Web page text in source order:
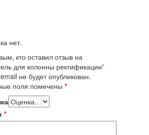
нет.
кто оставил отзыв на
для колонны ректификации”
не будет опубликован.
поля помечены*
*